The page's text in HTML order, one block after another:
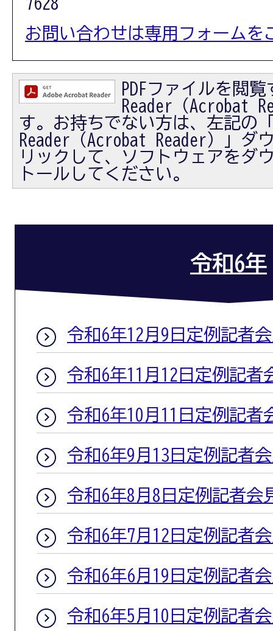
お問い合わせは専用フォームを
PDFファイルを閲
Reader（Acrobat
す。お持ちでない方は、左記の
Reader（Acrobat Reader）」ダ
リックして、ソフトウェアをダ
トールしてください。
令和6年
令和6年12月9日定例記者
令和6年11月12日定例記者
令和6年10月11日定例記者
令和6年9月13日定例記者
令和6年8月8日定例記者会
令和6年7月12日定例記者
令和6年6月19日定例記者
令和6年5月10日定例記者